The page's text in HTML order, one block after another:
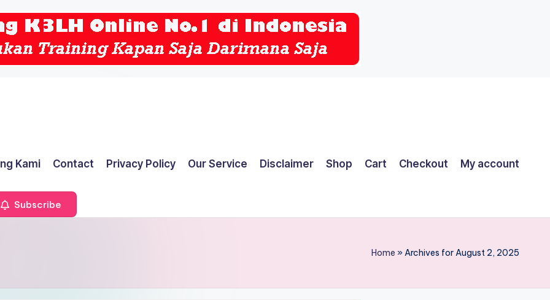
Kami Contact Privacy Policy Our Service Disclaimer Shop Cart Checkout My account
Subscribe
Home »Archives for August 2, 2025